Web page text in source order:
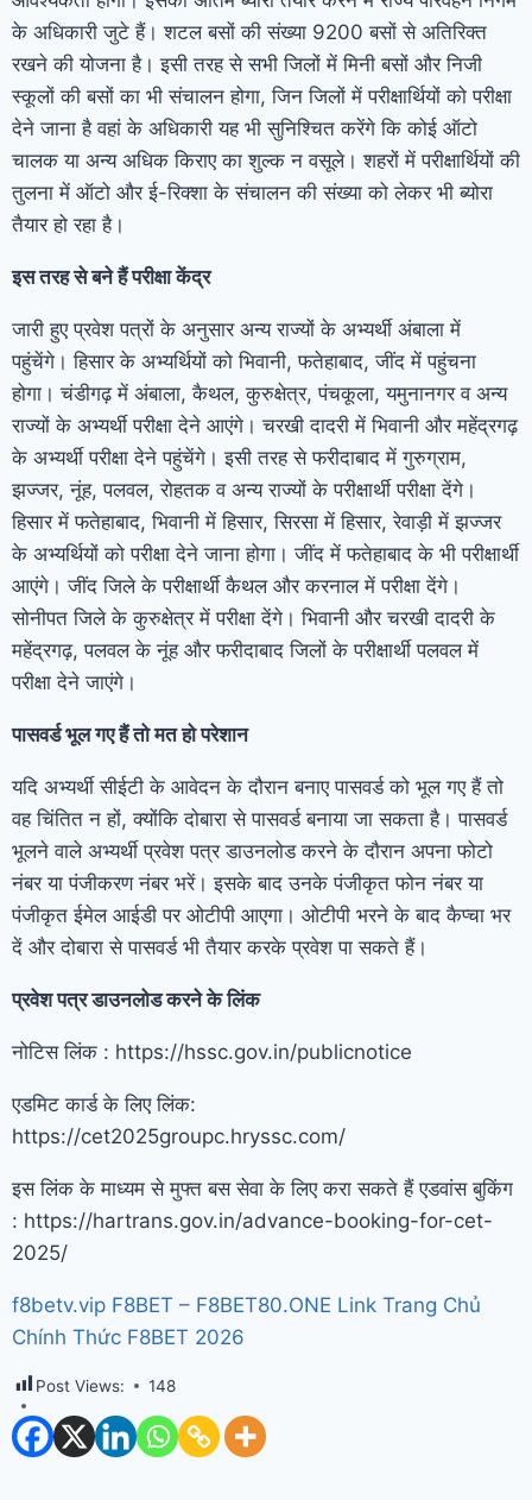
के अधिकारी जुटे हैं। शटल बसों की संख्या 9200 बसों से अतिरिक्त
रखने की योजना है। इसी तरह से सभी जिलों में मिनी बसों और निजी
स्कूलों की बसों का भी संचालन होगा, जिन जिलों में परीक्षार्थियों को परीक्षा
देने जाना है वहां के अधिकारी यह भी सुनिश्चित करेंगे कि कोई ऑटो
चालक या अन्य अधिक किराए का शुल्क न वसूले। शहरों में परीक्षार्थियों की
तुलना में ऑटो और ई-रिक्शा के संचालन की संख्या को लेकर भी ब्योरा
तैयार हो रहा है।
इस तरह से बने हैं परीक्षा केंद्र
जारी हुए प्रवेश पत्रों के अनुसार अन्य राज्यों के अभ्यर्थी अंबाला में
पहुंचेंगे। हिसार के अभ्यर्थियों को भिवानी, फतेहाबाद, जींद में पहुंचना
होगा। चंडीगढ़ में अंबाला, कैथल, कुरुक्षेत्र, पंचकूला, यमुनानगर व अन्य
राज्यों के अभ्यर्थी परीक्षा देने आएंगे। चरखी दादरी में भिवानी और महेंद्रगढ़
के अभ्यर्थी परीक्षा देने पहुंचेंगे। इसी तरह से फरीदाबाद में गुरुग्राम,
झज्जर, नूंह, पलवल, रोहतक व अन्य राज्यों के परीक्षार्थी परीक्षा देंगे।
हिसार में फतेहाबाद, भिवानी में हिसार, सिरसा में हिसार, रेवाड़ी में झज्जर
के अभ्यर्थियों को परीक्षा देने जाना होगा। जींद में फतेहाबाद के भी परीक्षार्थी
आएंगे। जींद जिले के परीक्षार्थी कैथल और करनाल में परीक्षा देंगे।
सोनीपत जिले के कुरुक्षेत्र में परीक्षा देंगे। भिवानी और चरखी दादरी के
महेंद्रगढ़, पलवल के नूंह और फरीदाबाद जिलों के परीक्षार्थी पलवल में
परीक्षा देने जाएंगे।
पासवर्ड भूल गए हैं तो मत हो परेशान
यदि अभ्यर्थी सीईटी के आवेदन के दौरान बनाए पासवर्ड को भूल गए हैं तो
वह चिंतित न हों, क्योंकि दोबारा से पासवर्ड बनाया जा सकता है। पासवर्ड
भूलने वाले अभ्यर्थी प्रवेश पत्र डाउनलोड करने के दाैरान अपना फोटो
नंबर या पंजीकरण नंबर भरें। इसके बाद उनके पंजीकृत फोन नंबर या
पंजीकृत ईमेल आईडी पर ओटीपी आएगा। ओटीपी भरने के बाद कैप्चा भर
दें और दोबारा से पासवर्ड भी तैयार करके प्रवेश पा सकते हैं।
प्रवेश पत्र डाउनलोड करने के लिंक
नोटिस लिंक : https://hssc.gov.in/publicnotice
एडमिट कार्ड के लिए लिंक:
https://cet2025groupc.hryssc.com/
इस लिंक के माध्यम से मुफ्त बस सेवा के लिए करा सकते हैं एडवांस बुकिंग
: https://hartrans.gov.in/advance-booking-for-cet-
2025/
f8betv.vip F8BET – F8BET80.ONE Link Trang Chủ
Chính Thức F8BET 2026
Post Views: 148